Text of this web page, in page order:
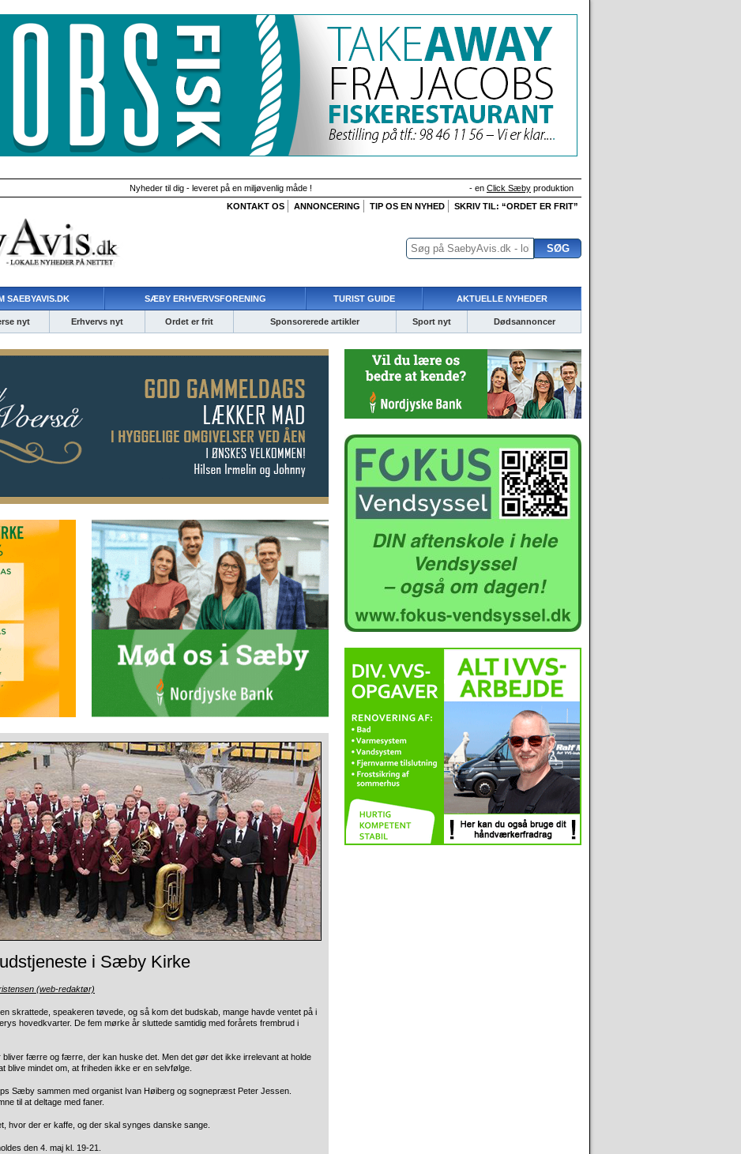
Nyheder til dig - leveret på en miljøvenlig måde ! - en Click Sæby produktion
KONTAKT OS
ANNONCERING TIP OS EN NYHED SKRIV TIL: “ORDET ER FRIT”
SAEBYAVIS.DK SÆBY ERHVERVSFORENING TURIST GUIDE AKTUELLE NYHEDER
nyt Erhvervs nyt Ordet er frit Sponsorerede artikler Sport nyt Dødsannoncer
i Sæby Kirke
(web-redaktør)
skrattede, speakeren tøvede, og så kom det budskab, mange havde ventet på i
hovedkvarter. De fem mørke år sluttede samtidig med forårets frembrud i
færre og færre, der kan huske det. Men det gør det ikke irrelevant at holde
blive mindet om, at friheden ikke er en selvfølge.
Sæby sammen med organist Ivan Høiberg og sognepræst Peter Jessen.
til at deltage med faner.
hvor der er kaffe, og der skal synges danske sange.
den 4. maj kl. 19-21.